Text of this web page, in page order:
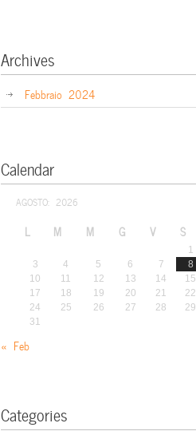
Archives
Febbraio 2024
Calendar
AGOSTO: 2026
L M M G V S
1
3
4 5 6 7 8
10
11 12 13 14 15
17
18 19 20 21 22
24
25 26 27 28 29
31
« Feb
Categories